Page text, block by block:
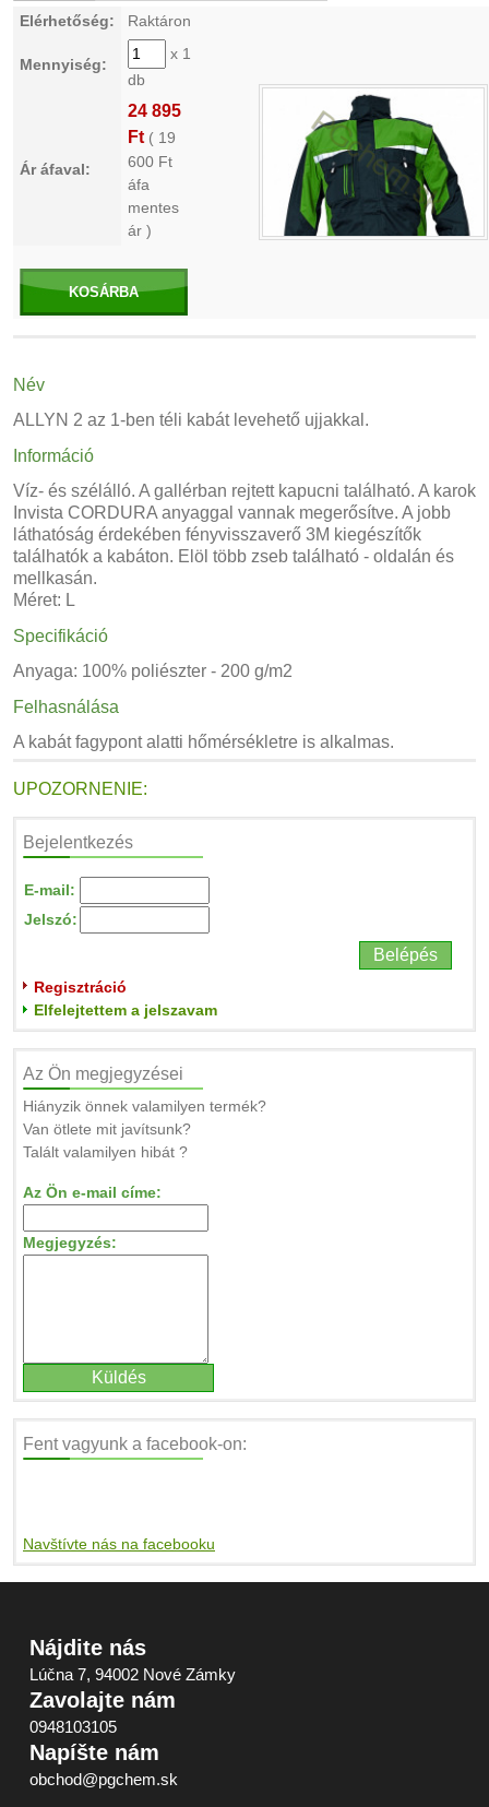
Elérhetőség: Raktáron
Mennyiség:
x 1
db
Ár áfaval:
24 895
Ft ( 19
600 Ft
áfa
mentes
ár )
KOSÁRBA
Név
ALLYN 2 az 1-ben téli kabát levehető ujjakkal.
Információ
Víz- és szélálló. A gallérban rejtett kapucni található. A karok
Invista CORDURA anyaggal vannak megerősítve. A jobb
láthatóság érdekében fényvisszaverő 3M kiegészítők
találhatók a kabáton. Elöl több zseb található - oldalán és
mellkasán.
Méret: L
Specifikáció
Anyaga: 100% poliészter - 200 g/m2
Felhasnálása
A kabát fagypont alatti hőmérsékletre is alkalmas.
UPOZORNENIE:
Bejelentkezés
E-mail:
Jelszó:
Regisztráció
Elfelejtettem a jelszavam
Az Ön megjegyzései
Hiányzik önnek valamilyen termék?
Van ötlete mit javítsunk?
Talált valamilyen hibát ?
Az Ön e-mail címe:
Megjegyzés:
Fent vagyunk a facebook-on:
Navštívte nás na facebooku
Nájdite nás
Lúčna 7, 94002 Nové Zámky
Zavolajte nám
0948103105
Napíšte nám
obchod@pgchem.sk